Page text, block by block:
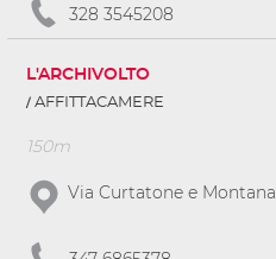
328 3545208
L'ARCHIVOLTO
AFFITTACAMERE
150m
Via Curtatone e